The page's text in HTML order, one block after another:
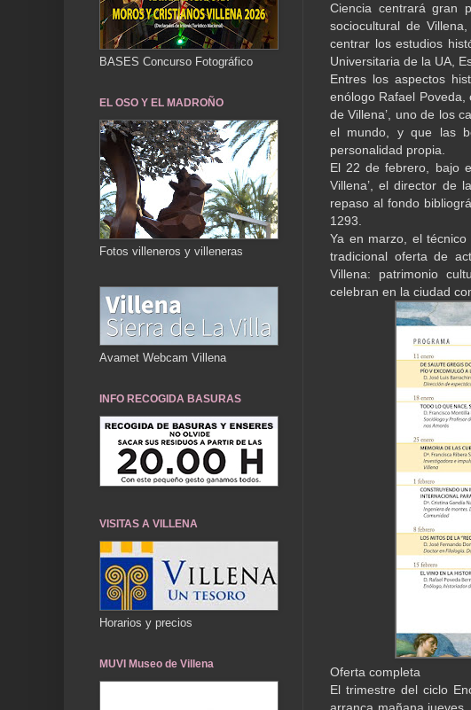
Ciencia centrará gran
sociocultural de
centrar los estudios
Universitaria de la UA,
Entres los aspectos
enólogo Rafael Poveda,
de Villena’, uno de los
el mundo, y que las
personalidad propia.
El 22 de febrero, bajo
Villena’, el director de
repaso al fondo
1293.
Ya en marzo, el
tradicional oferta de
Villena: patrimonio
celebran en la ciudad
Oferta completa
El trimestre del ciclo
BASES Concurso Fotográfico
EL OSO Y EL MADROÑO
Fotos villeneros y villeneras
Avamet Webcam Villena
INFO RECOGIDA BASURAS
VISITAS A VILLENA
Horarios y precios
MUVI Museo de Villena